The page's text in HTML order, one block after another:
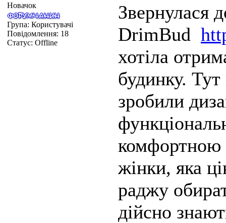
Новачок
Група: Користувачі
Повідомлення: 18
Статус: Offline
Звернулася
DrimBud
хотіла
будинку.
зробили
комфортною
жінки, яка
раджу
дійсно